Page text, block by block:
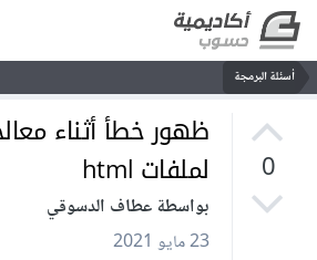
أسئلة البرمجة
0
لملفات html
بواسطة عطاف الدسوقي
23 مايو 2021